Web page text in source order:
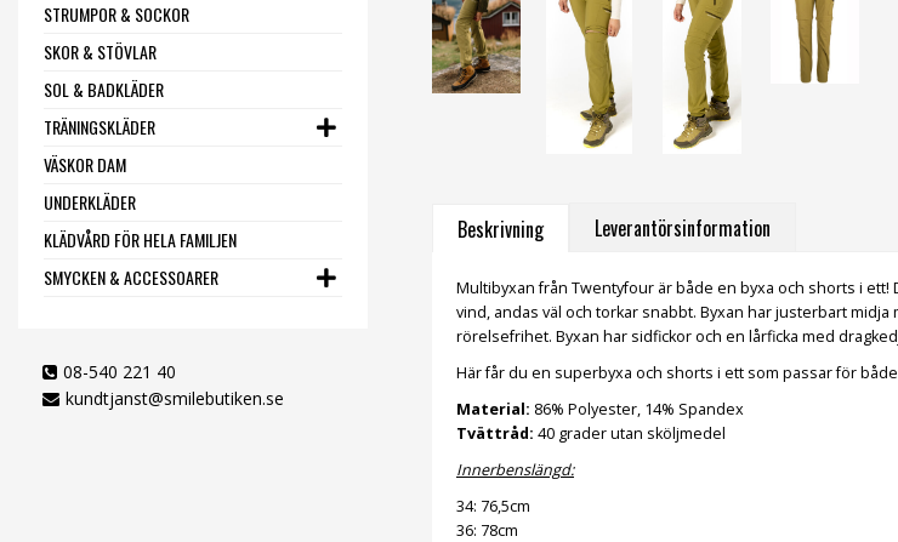
STRUMPOR & SOCKOR
SKOR & STÖVLAR
SOL & BADKLÄDER
TRÄNINGSKLÄDER
VÄSKOR DAM
UNDERKLÄDER
KLÄDVÅRD FÖR HELA FAMILJEN
SMYCKEN & ACCESSOARER
08-540 221 40
kundtjanst@smilebutiken.se
Beskrivning Leverantörsinformation
Multibyxan från Twentyfour är både en byxa och shorts i
vind, andas väl och torkar snabbt. Byxan har justerbart
rörelsefrihet. Byxan har sidfickor och en lårficka med
Här får du en superbyxa och shorts i ett som passar för
Material: 86% Polyester, 14% Spandex
Tvättråd: 40 grader utan sköljmedel
Innerbenslängd:
34: 76,5cm
36: 78cm